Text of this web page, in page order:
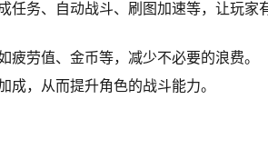
任务、自动战斗、刷图加速等，让玩家
劳值、金币等，减少不必要的浪费。
，从而提升角色的战斗能力。